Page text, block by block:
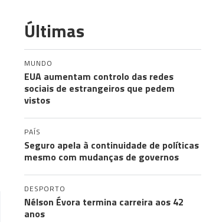
Últimas
MUNDO
EUA aumentam controlo das redes
sociais de estrangeiros que pedem
vistos
PAÍS
Seguro apela à continuidade de políticas
mesmo com mudanças de governos
DESPORTO
Nélson Évora termina carreira aos 42
anos